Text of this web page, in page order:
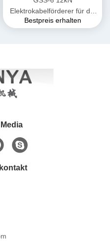
Elektrokabelförderer für die
unterirdische Verlegung von
Bestpreis erhalten